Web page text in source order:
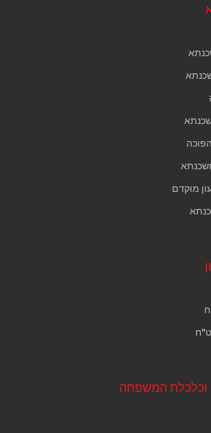
מוקדם
וכלכלת המשפחה